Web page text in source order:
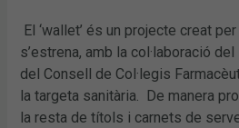
El ‘wallet’ és un projecte creat
s’estrena, amb la col·laboració
del Consell de Col·legis
la targeta sanitària. De manera
la resta de títols i carnets de